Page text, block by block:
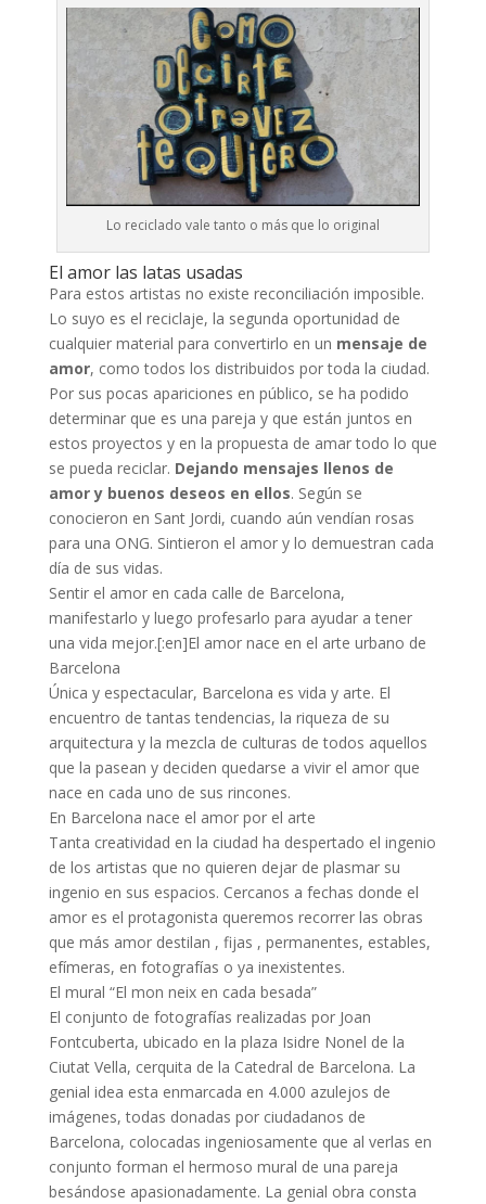
Lo reciclado vale tanto o más que lo original
El amor las latas usadas
Para estos artistas no existe reconciliación imposible.
Lo suyo es el reciclaje, la segunda oportunidad de
cualquier material para convertirlo en un mensaje de
amor, como todos los distribuidos por toda la ciudad.
Por sus pocas apariciones en público, se ha podido
determinar que es una pareja y que están juntos en
estos proyectos y en la propuesta de amar todo lo que
se pueda reciclar. Dejando mensajes llenos de
amor y buenos deseos en ellos. Según se
conocieron en Sant Jordi, cuando aún vendían rosas
para una ONG. Sintieron el amor y lo demuestran cada
día de sus vidas.
Sentir el amor en cada calle de Barcelona,
manifestarlo y luego profesarlo para ayudar a tener
una vida mejor.[:en]El amor nace en el arte urbano de
Barcelona
Única y espectacular, Barcelona es vida y arte. El
encuentro de tantas tendencias, la riqueza de su
arquitectura y la mezcla de culturas de todos aquellos
que la pasean y deciden quedarse a vivir el amor que
nace en cada uno de sus rincones.
En Barcelona nace el amor por el arte
Tanta creatividad en la ciudad ha despertado el ingenio
de los artistas que no quieren dejar de plasmar su
ingenio en sus espacios. Cercanos a fechas donde el
amor es el protagonista queremos recorrer las obras
que más amor destilan , fijas , permanentes, estables,
efímeras, en fotografías o ya inexistentes.
El mural “El mon neix en cada besada”
El conjunto de fotografías realizadas por Joan
Fontcuberta, ubicado en la plaza Isidre Nonel de la
Ciutat Vella, cerquita de la Catedral de Barcelona. La
genial idea esta enmarcada en 4.000 azulejos de
imágenes, todas donadas por ciudadanos de
Barcelona, colocadas ingeniosamente que al verlas en
conjunto forman el hermoso mural de una pareja
besándose apasionadamente. La genial obra consta